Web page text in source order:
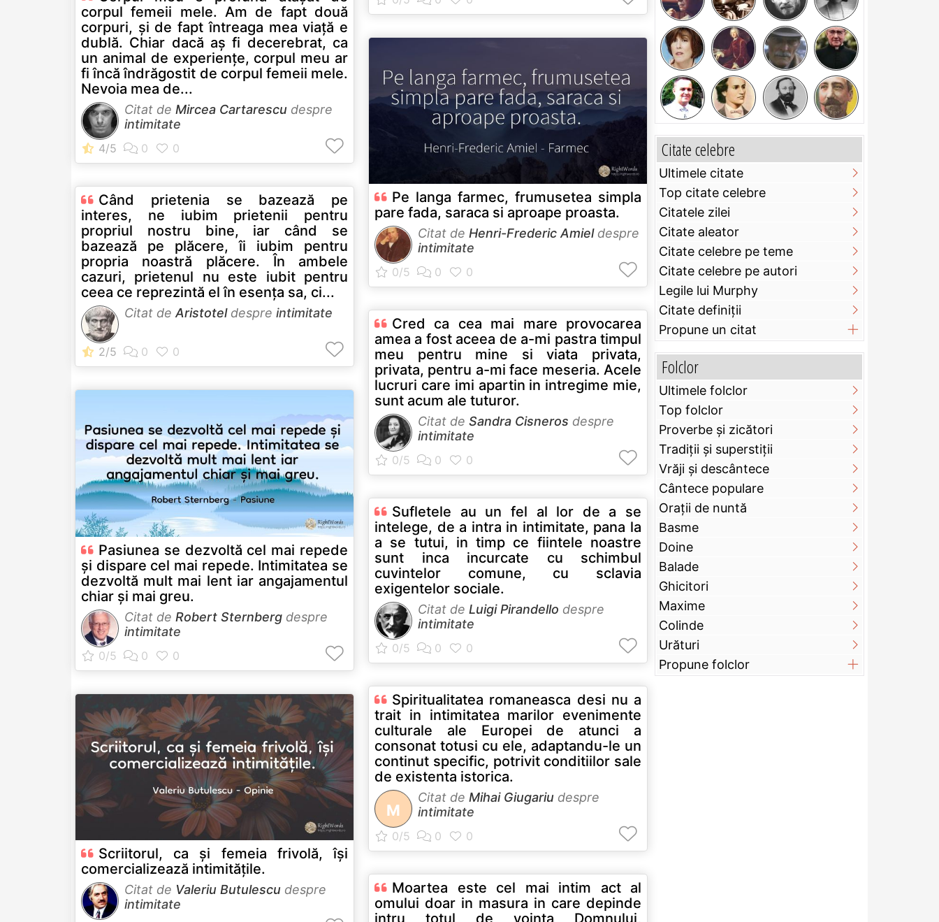
corpul femeii mele. Am de fapt două
corpuri, şi de fapt întreaga mea viaţă e
dublă. Chiar dacă aş fi decerebrat, ca
un animal de experienţe, corpul meu ar
fi încă îndrăgostit de corpul femeii mele.
Nevoia mea de...
Citat de Mircea Cartarescu despre
intimitate
Când prietenia se bazează pe
interes, ne iubim prietenii pentru
propriul nostru bine, iar când se
bazează pe plăcere, îi iubim pentru
propria noastră plăcere. În ambele
cazuri, prietenul nu este iubit pentru
ceea ce reprezintă el în esenţa sa, ci...
Citat de Aristoteldespre intimitate
Pasiunea se dezvoltă cel mai repede
și dispare cel mai repede. Intimitatea se
dezvoltă mult mai lent iar angajamentul
chiar și mai greu.
Citat de Robert Sternberg despre
intimitate
Scriitorul, ca și femeia frivolă, își
comercializează intimitățile.
Citat de Valeriu Butulescu despre
intimitate
Pe langa farmec, frumusetea simpla
pare fada, saraca si aproape proasta.
Citat de Henri-Frederic Amieldespre
intimitate
Cred ca cea mai mare provocarea
amea a fost aceea de a-mi pastra timpul
meu pentru mine si viata privata,
privata, pentru a-mi face meseria. Acele
lucruri care imi apartin in intregime mie,
sunt acum ale tuturor.
Citat de Sandra Cisneros despre
intimitate
Sufletele au un fel al lor de a se
intelege, de a intra in intimitate, pana la
a se tutui, in timp ce fiintele noastre
sunt inca incurcate cu schimbul
cuvintelor comune, cu sclavia
exigentelor sociale.
Citat de Luigi Pirandello despre
intimitate
Spiritualitatea romaneasca desi nu a
trait in intimitatea marilor evenimente
culturale ale Europei de atunci a
consonat totusi cu ele, adaptandu-le un
continut specific, potrivit conditiilor sale
de existenta istorica.
M
Citat de Mihai Giugariu despre
intimitate
Moartea este cel mai intim act al
omului doar in masura in care depinde
intru totul de vointa Domnului,
Citate celebre
Ultimele citate
Top citate celebre
Citatele zilei
Citate aleator
Citate celebre pe teme
Citate celebre pe autori
Legile lui Murphy
Citate definiţii
Propune un citat
Folclor
Ultimele folclor
Top folclor
Proverbe și zicători
Tradiții și superstiții
Vrăji și descântece
Cântece populare
Orații de nuntă
Basme
Doine
Balade
Ghicitori
Maxime
Colinde
Urături
Propune folclor